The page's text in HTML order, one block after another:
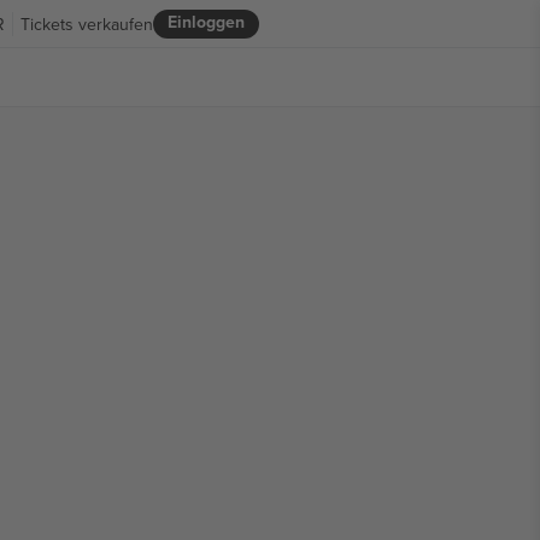
Einloggen
Tickets verkaufen